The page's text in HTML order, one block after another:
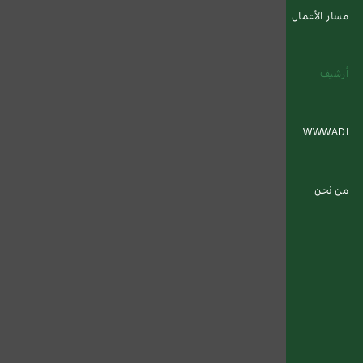
مسار الأعمال
أرشيف
WWWADI
من نحن